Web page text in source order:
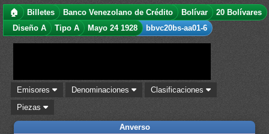
🏠 Billetes Banco Venezolano de Crédito Bolívar
20 Bolívares
Diseño A
Tipo A Mayo 24 1928 bbvc20bs-aa01-6
Emisores Denominaciones
Clasificaciones
Piezas
Anverso